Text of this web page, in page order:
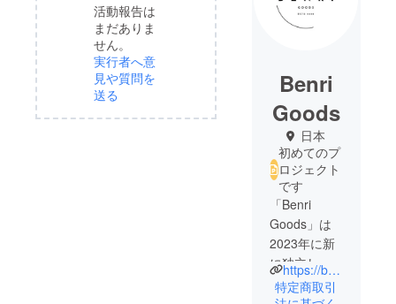
活動報告は
まだありま
せん。
実行者へ意
見や質問を
送る
Benri
Goods
日本
初めてのプ
ロジェクト
です
「Benri
Goods」は
2023年に新
に独立し、
立ち上げた
https://benrigoods.official.ec/
特定商取引